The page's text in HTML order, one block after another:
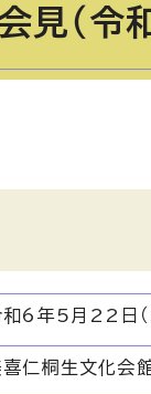
見（
和6年5月22日
喜仁桐生文化会